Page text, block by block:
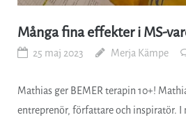
Många fina effekter i MS-
25 maj 2023 Merja Kämpe
Mathias ger BEMER terapin 10+!
entreprenör, författare och inspiratör. I